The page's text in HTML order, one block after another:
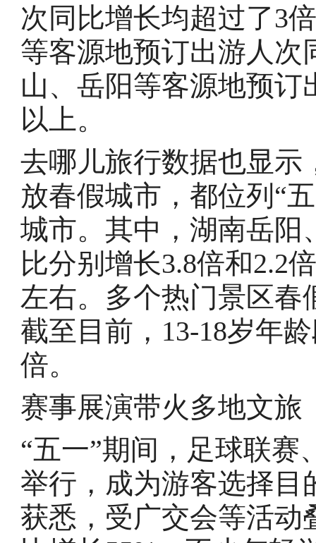
次同比增长均超过了3
等客源地预订出游人次
山、岳阳等客源地预订
以上。
去哪儿旅行数据也显示
放春假城市，都位列“
城市。其中，湖南岳阳
比分别增长3.8倍和2.2
左右。多个热门景区春
截至目前，13-18岁年
倍。
赛事展演带火多地文旅
“五一”期间，足球联
举行，成为游客选择目
获悉，受广交会等活动